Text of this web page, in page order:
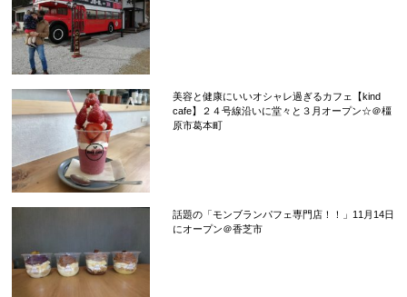
美容と健康にいいオシャレ過ぎるカフェ【kind
cafe】２４号線沿いに堂々と３月オープン☆＠橿
原市葛本町
話題の「モンブランパフェ専門店！！」11月14日
にオープン＠香芝市